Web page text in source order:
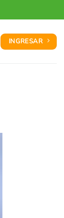
INGRESAR